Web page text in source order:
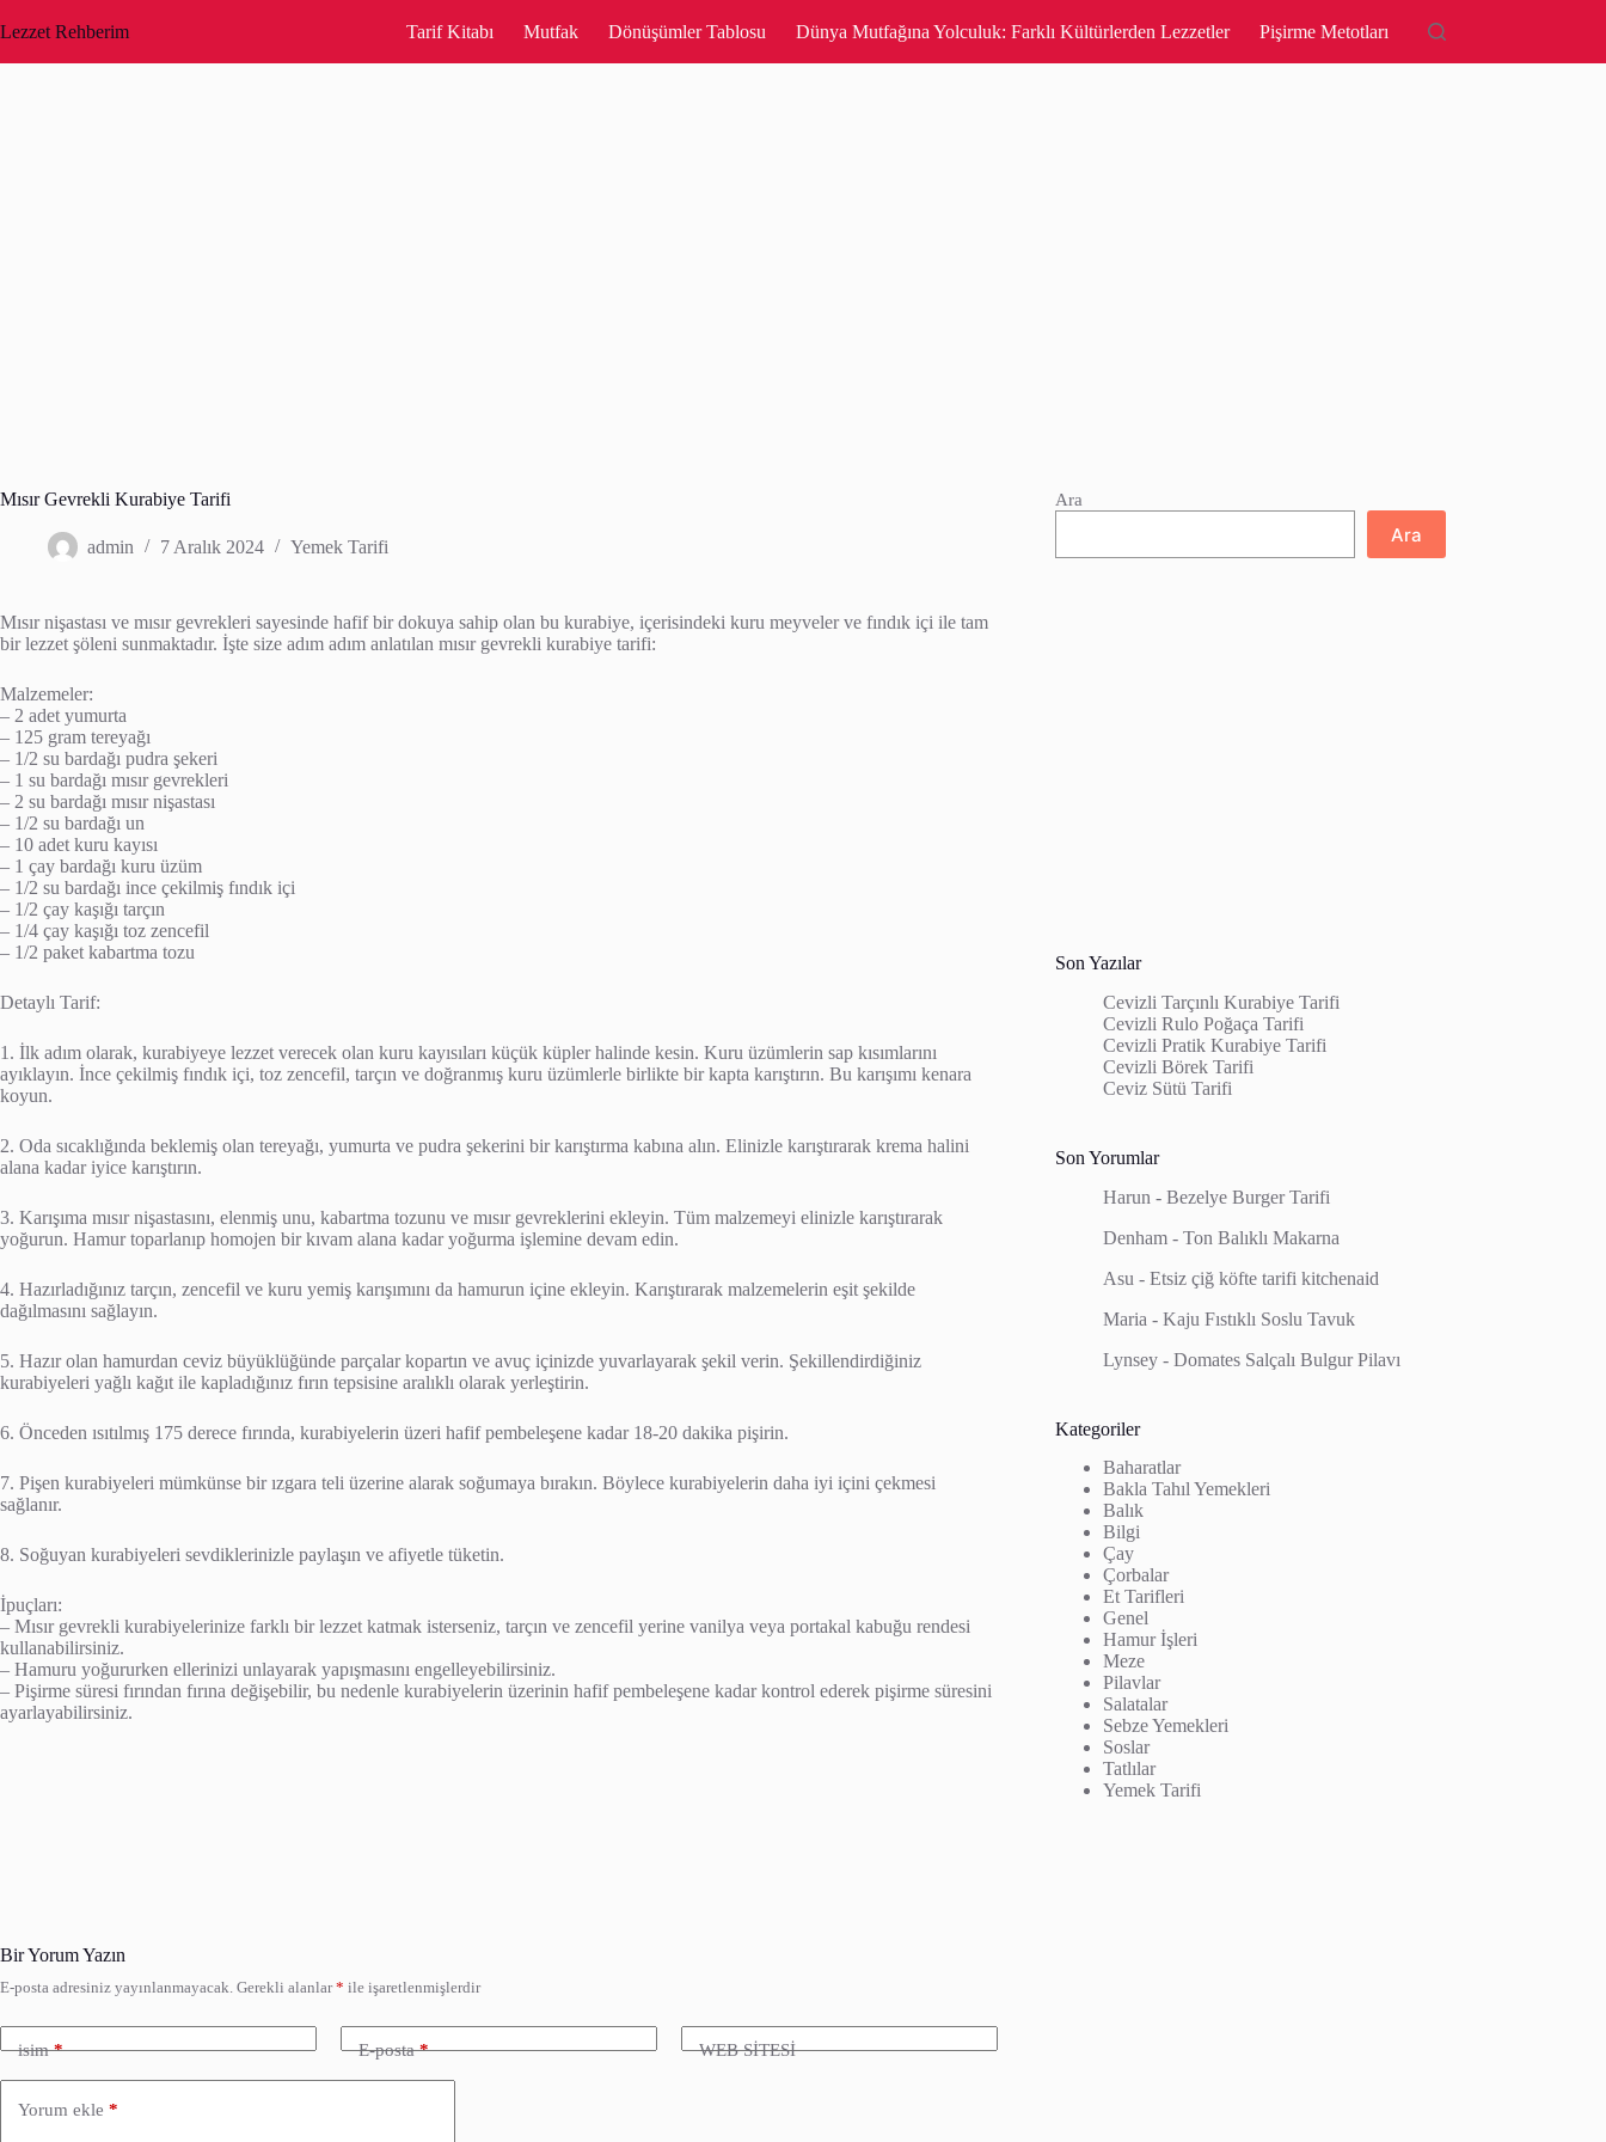
to
Lezzet Rehberim Tarif Kitabı Mutfak Dönüşümler Tablosu Dünya Mutfağına Yolculuk: Farklı Kültürlerden Lezzetler Pişirme Metotları
Mısır Gevrekli Kurabiye Tarifi
admin 7 Aralık 2024 Yemek Tarifi
Mısır nişastası ve mısır gevrekleri sayesinde hafif bir dokuya sahip olan bu kurabiye, içerisindeki kuru meyveler ve fındık içi ile tam
bir lezzet şöleni sunmaktadır. İşte size adım adım anlatılan mısır gevrekli kurabiye tarifi:
Malzemeler:
– 2 adet yumurta
– 125 gram tereyağı
– 1/2 su bardağı pudra şekeri
– 1 su bardağı mısır gevrekleri
– 2 su bardağı mısır nişastası
– 1/2 su bardağı un
– 10 adet kuru kayısı
– 1 çay bardağı kuru üzüm
– 1/2 su bardağı ince çekilmiş fındık içi
– 1/2 çay kaşığı tarçın
– 1/4 çay kaşığı toz zencefil
– 1/2 paket kabartma tozu
Detaylı Tarif:
1. İlk adım olarak, kurabiyeye lezzet verecek olan kuru kayısıları küçük küpler halinde kesin. Kuru üzümlerin sap kısımlarını
ayıklayın. İnce çekilmiş fındık içi, toz zencefil, tarçın ve doğranmış kuru üzümlerle birlikte bir kapta karıştırın. Bu karışımı kenara
koyun.
2. Oda sıcaklığında beklemiş olan tereyağı, yumurta ve pudra şekerini bir karıştırma kabına alın. Elinizle karıştırarak krema halini
alana kadar iyice karıştırın.
3. Karışıma mısır nişastasını, elenmiş unu, kabartma tozunu ve mısır gevreklerini ekleyin. Tüm malzemeyi elinizle karıştırarak
yoğurun. Hamur toparlanıp homojen bir kıvam alana kadar yoğurma işlemine devam edin.
4. Hazırladığınız tarçın, zencefil ve kuru yemiş karışımını da hamurun içine ekleyin. Karıştırarak malzemelerin eşit şekilde
dağılmasını sağlayın.
5. Hazır olan hamurdan ceviz büyüklüğünde parçalar kopartın ve avuç içinizde yuvarlayarak şekil verin. Şekillendirdiğiniz
kurabiyeleri yağlı kağıt ile kapladığınız fırın tepsisine aralıklı olarak yerleştirin.
6. Önceden ısıtılmış 175 derece fırında, kurabiyelerin üzeri hafif pembeleşene kadar 18-20 dakika pişirin.
7. Pişen kurabiyeleri mümkünse bir ızgara teli üzerine alarak soğumaya bırakın. Böylece kurabiyelerin daha iyi içini çekmesi
sağlanır.
8. Soğuyan kurabiyeleri sevdiklerinizle paylaşın ve afiyetle tüketin.
İpuçları:
– Mısır gevrekli kurabiyelerinize farklı bir lezzet katmak isterseniz, tarçın ve zencefil yerine vanilya veya portakal kabuğu rendesi
kullanabilirsiniz.
– Hamuru yoğururken ellerinizi unlayarak yapışmasını engelleyebilirsiniz.
– Pişirme süresi fırından fırına değişebilir, bu nedenle kurabiyelerin üzerinin hafif pembeleşene kadar kontrol ederek pişirme süresini
ayarlayabilirsiniz.
Ara
Ara
Son Yazılar
Cevizli Tarçınlı Kurabiye Tarifi
Cevizli Rulo Poğaça Tarifi
Cevizli Pratik Kurabiye Tarifi
Cevizli Börek Tarifi
Ceviz Sütü Tarifi
Son Yorumlar
Harun -Bezelye Burger Tarifi
Denham -Ton Balıklı Makarna
Asu -Etsiz çiğ köfte tarifi kitchenaid
Maria -Kaju Fıstıklı Soslu Tavuk
Lynsey -Domates Salçalı Bulgur Pilavı
Kategoriler
Baharatlar
Bakla Tahıl Yemekleri
Balık
Bilgi
Çay
Çorbalar
Et Tarifleri
Genel
Hamur İşleri
Meze
Pilavlar
Salatalar
Sebze Yemekleri
Soslar
Tatlılar
Yemek Tarifi
Bir Yorum Yazın
E-posta adresiniz yayınlanmayacak. Gerekli alanlar* ile işaretlenmişlerdir
isim* E-posta* WEB SİTESİ
Yorum ekle *